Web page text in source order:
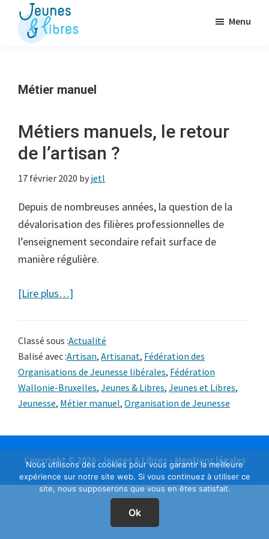
Passer
contenu
des
libérales
Menu
Métier manuel
Métiers manuels, le retour
de l’artisan ?
17 février 2020 by jetl
Depuis de nombreuses années, la question de la
dévalorisation des filières professionnelles de
l’enseignement secondaire refait surface de
manière régulière.
[Lire plus…]
le
retour
de
l’artisan
Classé sous :Actualité
Balisé avec :Artisan, Artisanat, Fédération des
Organisations de Jeunesse libérales, Fédération
Wallonie-Bruxelles, Jeunes & Libres, Jeunes et Libres,
Jeunesse, Métier manuel, Organisation de Jeunesse
Copyright © 2026 · Jeunes & Libres - Mentions légales
Nous utilisons des cookies pour vous garantir la meilleure
expérience sur notre site web. Si vous continuez à utiliser ce
site, nous supposerons que vous en êtes satisfait.
Ok